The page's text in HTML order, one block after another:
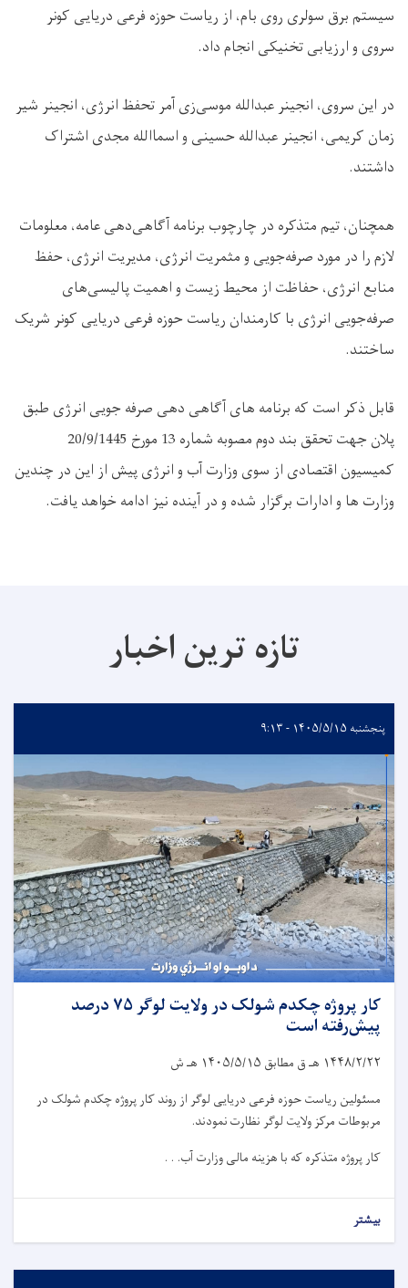
سیستم برق سولری روی بام، از ریاست حوزه فرعی دریایی کونر
سروی و ارزیابی تخنیکی انجام داد.
در این سروی، انجینر عبدالله موسی‌زی آمر تحفظ انرژی، انجینر شیر
زمان کریمی، انجینر عبدالله حسینی و اسماالله مجدی اشتراک
داشتند.
همچنان، تیم متذکره در چارچوب برنامه آگاهی‌دهی عامه، معلومات
لازم را در مورد صرفه‌جویی و مثمریت انرژی، مدیریت انرژی، حفظ
منابع انرژی، حفاظت از محیط زیست و اهمیت پالیسی‌های
صرفه‌جویی انرژی با کارمندان ریاست حوزه فرعی دریایی کونر شریک
ساختند.
قابل ذکر است که برنامه های آگاهی دهی صرفه جویی انرژی طبق
پلان جهت تحقق بند دوم مصوبه شماره 13 مورخ 20/9/1445
کمیسیون اقتصادی از سوی وزارت آب و انرژی پیش از این در چندین
وزارت ها و ادارات برگزار شده و در آینده نیز ادامه خواهد یافت.
تازه ترین اخبار
پنجشنبه ۱۴۰۵/۵/۱۵ - ۹:۱۳
کار پروژه چکدم شولک در ولایت لوگر ۷۵ درصد
پیش‌رفته است
۱۴۴۸/۲/۲۲ هـ ق مطابق ۱۴۰۵/۵/۱۵ هـ ش
مسئولین ریاست حوزه فرعی دریایی لوگر از روند کار پروژه چکدم شولک در
مربوطات مرکز ولایت لوگر نظارت نمودند.
کار پروژه متذکره که با هزینه مالی وزارت آب. . .
بیشتر